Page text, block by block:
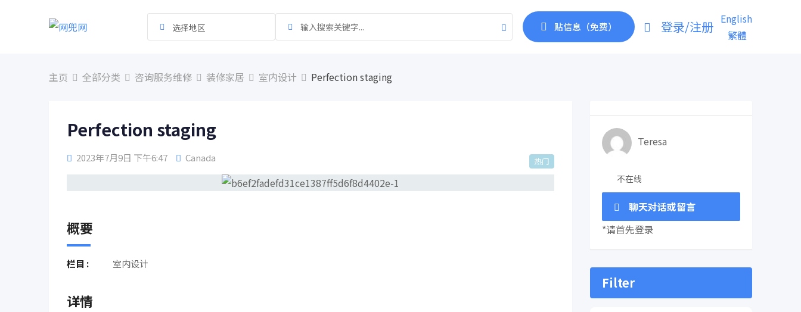
选择地区 贴信息（免费） 登录/注册 English
繁體
主页 全部分类 咨询服务维修 装修家居 室内设计 Perfection staging
Perfection staging
2023年7月9日 下午6:47 Canada 热门
概要
栏目 : 室内设计
详情
Teresa
不在线
聊天对话或留言
*请首先登录
Filter